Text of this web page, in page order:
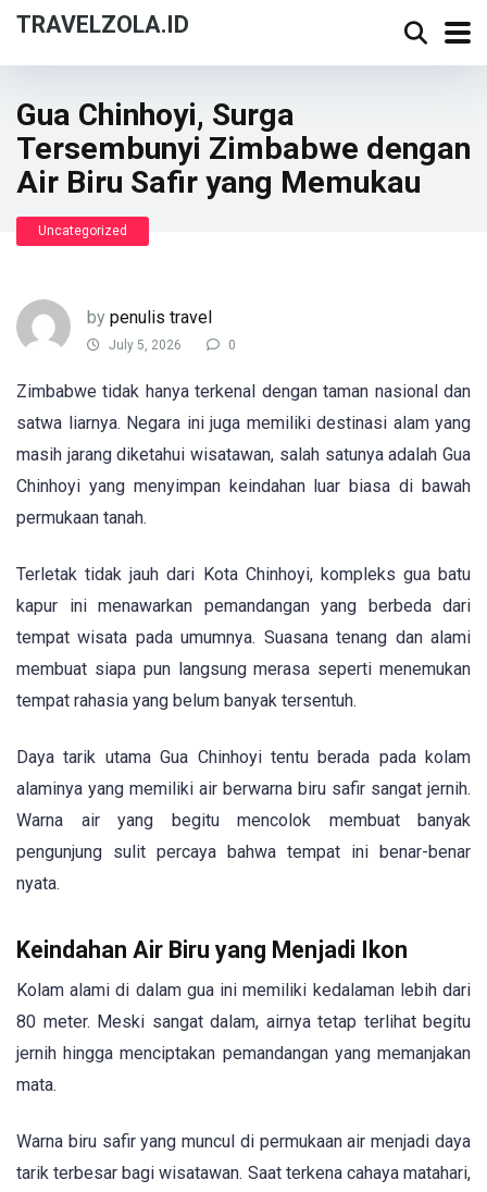
TRAVELZOLA.ID
Gua Chinhoyi, Surga
Tersembunyi Zimbabwe dengan
Air Biru Safir yang Memukau
Uncategorized
by penulis travel
July 5, 2026 0
Zimbabwe tidak hanya terkenal dengan taman nasional dan
satwa liarnya. Negara ini juga memiliki destinasi alam yang
masih jarang diketahui wisatawan, salah satunya adalah Gua
Chinhoyi yang menyimpan keindahan luar biasa di bawah
permukaan tanah.
Terletak tidak jauh dari Kota Chinhoyi, kompleks gua batu
kapur ini menawarkan pemandangan yang berbeda dari
tempat wisata pada umumnya. Suasana tenang dan alami
membuat siapa pun langsung merasa seperti menemukan
tempat rahasia yang belum banyak tersentuh.
Daya tarik utama Gua Chinhoyi tentu berada pada kolam
alaminya yang memiliki air berwarna biru safir sangat jernih.
Warna air yang begitu mencolok membuat banyak
pengunjung sulit percaya bahwa tempat ini benar-benar
nyata.
Keindahan Air Biru yang Menjadi Ikon
Kolam alami di dalam gua ini memiliki kedalaman lebih dari
80 meter. Meski sangat dalam, airnya tetap terlihat begitu
jernih hingga menciptakan pemandangan yang memanjakan
mata.
Warna biru safir yang muncul di permukaan air menjadi daya
tarik terbesar bagi wisatawan. Saat terkena cahaya matahari,